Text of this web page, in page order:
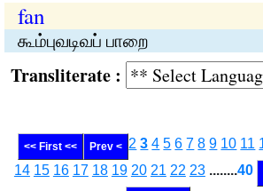
fan
கூம்புவடிவப் பாறை
:
<< First << Prev < 2 3 4 5 6 7 8 9 10 11
14 15 16 17 18 19 20 21 22 23 ........40